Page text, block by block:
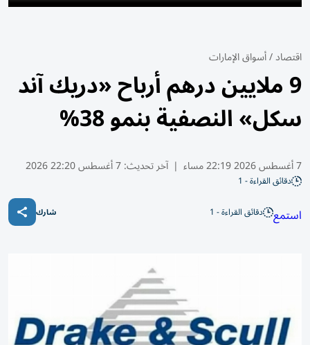
اقتصاد/أسواق الإمارات
9 ملايين درهم أرباح «دريك آند
سكل» النصفية بنمو 38%
7 أغسطس 2026 22:19 مساء | آخر تحديث:7 أغسطس 22:20 2026
دقائق القراءة - 1
استمع دقائق القراءة - 1 شارك